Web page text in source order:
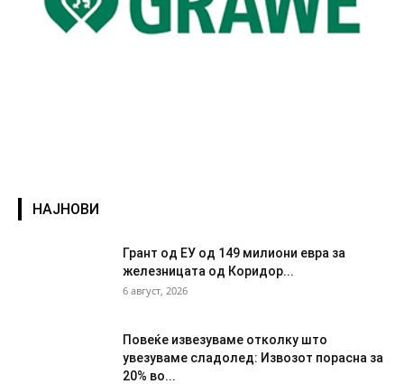
НАЈНОВИ
Грант од ЕУ од 149 милиони евра за
железницата од Коридор...
6 август, 2026
Повеќе извезуваме отколку што
увезуваме сладолед: Извозот порасна за
20% во...